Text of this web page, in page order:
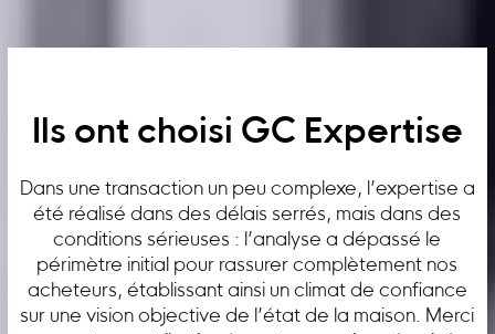
Ils ont choisi GC Expertise
Dans une transaction un peu complexe, l’expertise a
été réalisé dans des délais serrés, mais dans des
conditions sérieuses : l’analyse a dépassé le
périmètre initial pour rassurer complètement nos
acheteurs, établissant ainsi un climat de confiance
sur une vision objective de l’état de la maison. Merci